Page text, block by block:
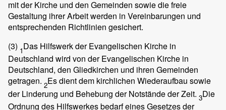
mit der Kirche und den Gemeinden sowie die freie
Gestaltung ihrer Arbeit werden in Vereinbarungen und
entsprechenden Richtlinien gesichert.
(3) 1Das Hilfswerk der Evangelischen Kirche in
Deutschland wird von der Evangelischen Kirche in
Deutschland, den Gliedkirchen und ihren Gemeinden
getragen. 2Es dient dem kirchlichen Wiederaufbau sowie
der Linderung und Behebung der Notstände der Zeit. 3Die
Ordnung des Hilfswerkes bedarf eines Gesetzes der